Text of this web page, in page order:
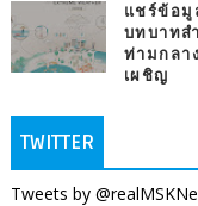
แชร์ข้อ
บทบาทส
ท่ามกลา
เผชิญ
TWITTER
Tweets by